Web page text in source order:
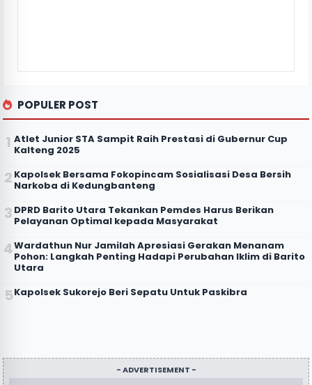
POPULER POST
Atlet Junior STA Sampit Raih Prestasi di Gubernur Cup
Kalteng 2025
Kapolsek Bersama Fokopincam Sosialisasi Desa Bersih
Narkoba di Kedungbanteng
DPRD Barito Utara Tekankan Pemdes Harus Berikan
Pelayanan Optimal kepada Masyarakat
Wardathun Nur Jamilah Apresiasi Gerakan Menanam
Pohon: Langkah Penting Hadapi Perubahan Iklim di Barito
Utara
Kapolsek Sukorejo Beri Sepatu Untuk Paskibra
- ADVERTISEMENT -